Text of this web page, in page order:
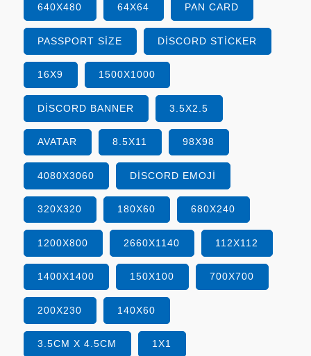
640X480 64X64 PAN CARD
PASSPORT SIZE DISCORD STICKER
16X9 1500X1000
DISCORD BANNER 3.5X2.5
AVATAR 8.5X11 98X98
4080X3060 DISCORD EMOJI
320X320 180X60 680X240
1200X800 2660X1140 112X112
1400X1400 150X100 700X700
200X230 140X60
3.5CM X 4.5CM 1X1